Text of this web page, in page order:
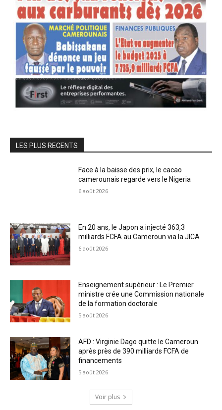
LES PLUS RECENTS
Face à la baisse des prix, le cacao
camerounais regarde vers le Nigeria
6 août 2026
En 20 ans, le Japon a injecté 363,3
milliards FCFA au Cameroun via la JICA
6 août 2026
Enseignement supérieur : Le Premier
ministre crée une Commission nationale
de la formation doctorale
5 août 2026
AFD : Virginie Dago quitte le Cameroun
après près de 390 milliards FCFA de
financements
5 août 2026
Voir plus